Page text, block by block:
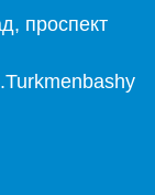
проспект